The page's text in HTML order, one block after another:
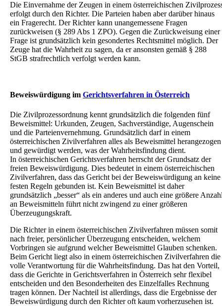
Die Einvernahme der Zeugen in einem österreichischen
erfolgt durch den Richter. Die Parteien haben aber darüber hinaus
ein Fragerecht. Der Richter kann unangemessene Fragen
zurückweisen (§ 289 Abs 1 ZPO). Gegen die Zurückweisung einer
Frage ist grundsätzlich kein gesondertes Rechtsmittel möglich. Der
Zeuge hat die Wahrheit zu sagen, da er ansonsten gemäß § 288
StGB strafrechtlich verfolgt werden kann.
Beweiswürdigung im Gerichtsverfahren in Österreich
Die Zivilprozessordnung kennt grundsätzlich die folgenden fünf
Beweismittel: Urkunden, Zeugen, Sachverständige, Augenschein
und die Parteienvernehmung. Grundsätzlich darf in einem
österreichischen Zivilverfahren alles als Beweismittel herangezogen
und gewürdigt werden, was der Wahrheitsfindung dient.
In österreichischen Gerichtsverfahren herrscht der Grundsatz der
freien Beweiswürdigung. Dies bedeutet in einem österreichischen
Zivilverfahren, dass das Gericht bei der Beweiswürdigung an keine
festen Regeln gebunden ist. Kein Beweismittel ist daher
grundsätzlich „besser“ als ein anderes und auch eine größere
an Beweismitteln führt nicht zwingend zu einer größeren
Überzeugungskraft.
Die Richter in einem österreichischen Zivilverfahren müssen somit
nach freier, persönlicher Überzeugung entscheiden, welchem
Vorbringen sie aufgrund welcher Beweismittel Glauben schenken.
Beim Gericht liegt also in einem österreichischen Zivilverfahren die
volle Verantwortung für die Wahrheitsfindung. Das hat den Vorteil,
dass die Gerichte in Gerichtsverfahren in Österreich sehr flexibel
entscheiden und den Besonderheiten des Einzelfalles Rechnung
tragen können. Der Nachteil ist allerdings, dass die Ergebnisse der
Beweiswürdigung durch den Richter oft kaum vorherzusehen ist.